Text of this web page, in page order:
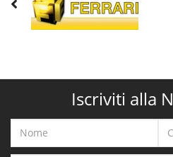
Iscriviti alla